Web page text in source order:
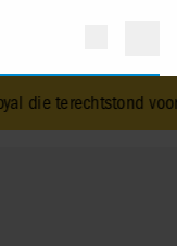
voor de dood van